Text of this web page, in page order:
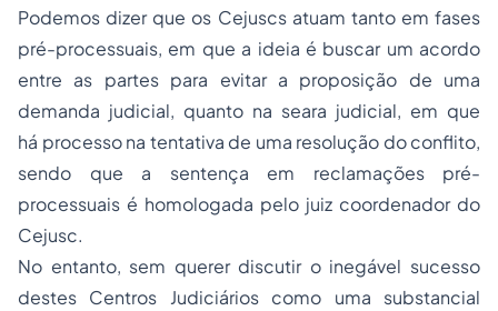
Podemos dizer que os Cejuscs atuam tanto em fases
pré-processuais, em que a ideia é buscar um acordo
entre as partes para evitar a proposição de uma
demanda judicial, quanto na seara judicial, em que
há processo na tentativa de uma resolução do conflito,
sendo que a sentença em reclamações pré-
processuais é homologada pelo juiz coordenador do
Cejusc.
No entanto, sem querer discutir o inegável sucesso
destes Centros Judiciários como uma substancial